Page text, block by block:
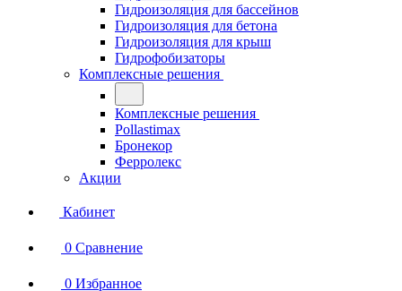
Гидроизоляция для бассейнов
Гидроизоляция для бетона
Гидроизоляция для крыш
Гидрофобизаторы
Комплексные решения
Комплексные решения
Pollastimax
Бронекор
Ферролекс
Акции
Кабинет
0 Сравнение
0 Избранное